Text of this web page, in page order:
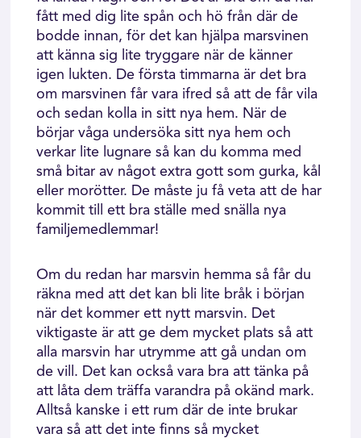
fått med dig lite spån och hö från där de
bodde innan, för det kan hjälpa marsvinen
att känna sig lite tryggare när de känner
igen lukten. De första timmarna är det bra
om marsvinen får vara ifred så att de får vila
och sedan kolla in sitt nya hem. När de
börjar våga undersöka sitt nya hem och
verkar lite lugnare så kan du komma med
små bitar av något extra gott som gurka, kål
eller morötter. De måste ju få veta att de har
kommit till ett bra ställe med snälla nya
familjemedlemmar!
Om du redan har marsvin hemma så får du
räkna med att det kan bli lite bråk i början
när det kommer ett nytt marsvin. Det
viktigaste är att ge dem mycket plats så att
alla marsvin har utrymme att gå undan om
de vill. Det kan också vara bra att tänka på
att låta dem träffa varandra på okänd mark.
Alltså kanske i ett rum där de inte brukar
vara så att det inte finns så mycket